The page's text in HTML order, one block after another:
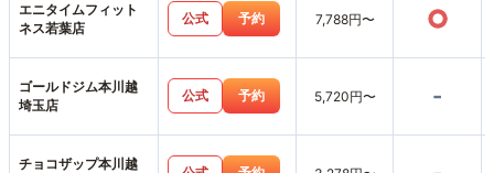
エニタイムフィット
ネス若葉店
公式 予約 7,788円〜 ○
ゴールドジム本川越
埼玉店
公式 予約 5,720円〜 -
チョコザップ本川越